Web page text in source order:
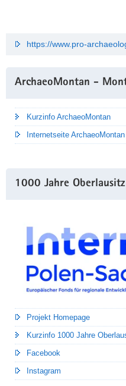
https://www.pro-
ArchaeoMontan -
Kurzinfo ArchaeoMontan
Internetseite ArchaeoMontan
1000 Jahre Oberlausitz
Projekt Homepage
Kurzinfo 1000 Jahre
Facebook
Instagram